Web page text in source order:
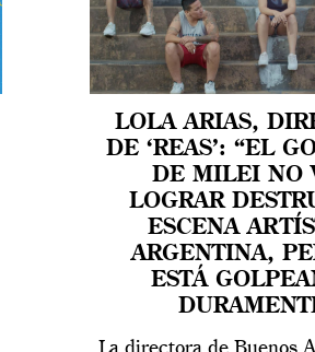
LOLA ARIAS,
DE ‘REAS’: “EL
DE MILEI NO
LOGRAR
ESCENA
ARGENTINA,
ESTÁ